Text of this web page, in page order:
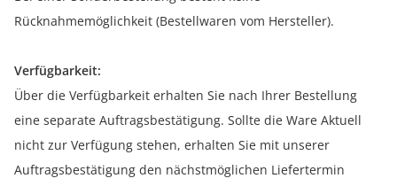
Rücknahmemöglichkeit (Bestellwaren vom Hersteller).
Verfügbarkeit:
Über die Verfügbarkeit erhalten Sie nach Ihrer Bestellung
eine separate Auftragsbestätigung. Sollte die Ware Aktuell
nicht zur Verfügung stehen, erhalten Sie mit unserer
Auftragsbestätigung den nächstmöglichen Liefertermin